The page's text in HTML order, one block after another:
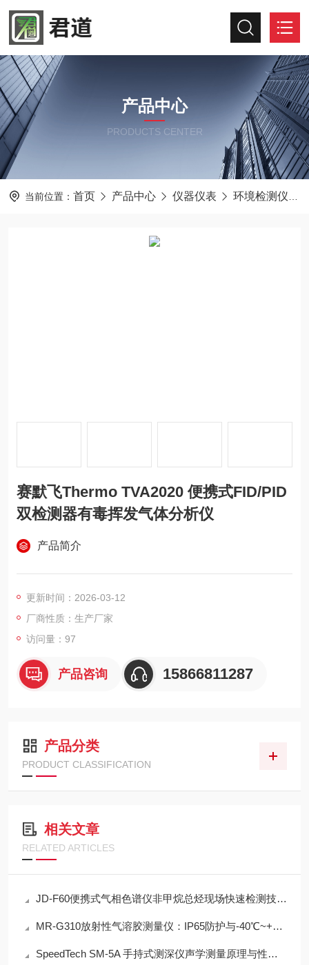
产品中心
PRODUCTS CENTER
当前位置： 首页 产品中心 仪器仪表 环境检测仪器
赛默飞Thermo TVA2020 便携式FID/PID
双检测器有毒挥发气体分析仪
产品简介
更新时间：2026-03-12
厂商性质：生产厂家
访问量：97
产品咨询 15866811287
产品分类
PRODUCT CLASSIFICATION
相关文章
RELATED ARTICLES
JD-F60便携式气相色谱仪非甲烷总烃现场快速检测技术方案
MR-G310放射性气溶胶测量仪：IP65防护与-40℃~+50℃宽温工作能力
SpeedTech SM-5A 手持式测深仪声学测量原理与性能分析